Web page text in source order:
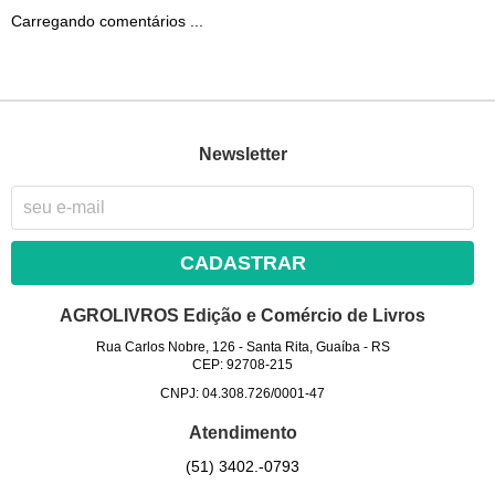
Carregando comentários ...
Newsletter
CADASTRAR
AGROLIVROS Edição e Comércio de Livros
Rua Carlos Nobre, 126 - Santa Rita, Guaíba- RS
CEP: 92708-215
CNPJ: 04.308.726/0001-47
Atendimento
(51) 3402.-0793